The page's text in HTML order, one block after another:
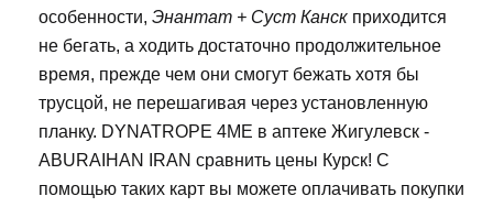
особенности, Энантат + Суст Канск приходится
не бегать, а ходить достаточно продолжительное
время, прежде чем они смогут бежать хотя бы
трусцой, не перешагивая через установленную
планку. DYNATROPE 4ME в аптеке Жигулевск -
ABURAIHAN IRAN сравнить цены Курск! С
помощью таких карт вы можете оплачивать покупки